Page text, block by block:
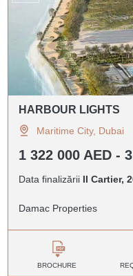
HARBOUR LIGHTS
Maritime City, Dubai
1 322 000 AED -
Data finalizării II Cartier,
Damac Properties
BROCHURE